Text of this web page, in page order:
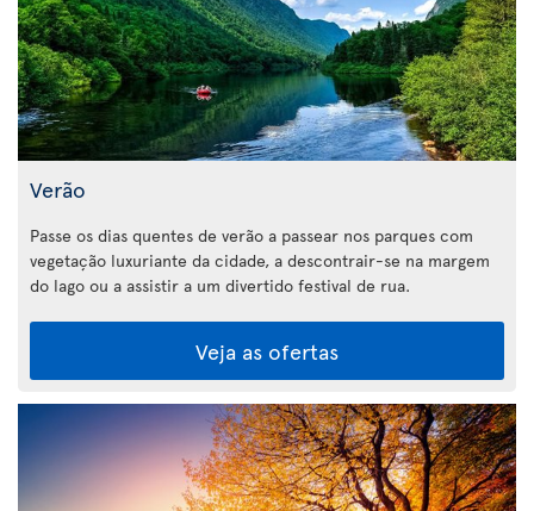
Verão
Passe os dias quentes de verão a passear nos parques com
vegetação luxuriante da cidade, a descontrair-se na margem
do lago ou a assistir a um divertido festival de rua.
Veja as ofertas